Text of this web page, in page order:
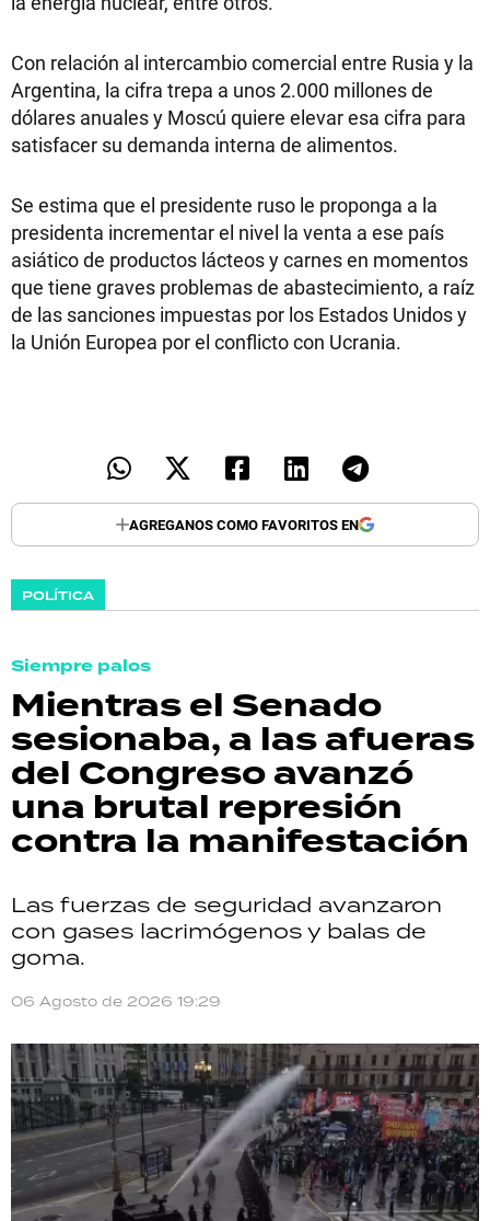
Con relación al intercambio comercial entre Rusia y la
Argentina, la cifra trepa a unos 2.000 millones de
dólares anuales y Moscú quiere elevar esa cifra para
satisfacer su demanda interna de alimentos.
Se estima que el presidente ruso le proponga a la
presidenta incrementar el nivel la venta a ese país
asiático de productos lácteos y carnes en momentos
que tiene graves problemas de abastecimiento, a raíz
de las sanciones impuestas por los Estados Unidos y
la Unión Europea por el conflicto con Ucrania.
AGREGANOS COMO FAVORITOS EN
POLÍTICA
Siempre palos
Mientras el Senado
sesionaba, a las afueras
del Congreso avanzó
una brutal represión
contra la manifestación
Las fuerzas de seguridad avanzaron
con gases lacrimógenos y balas de
goma.
06 Agosto de 2026 19:29